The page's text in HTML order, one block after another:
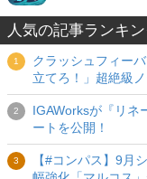
人気の記事ランキ
クラッシュフィー
立てろ！」超絶級
IGAWorksが『リネ
ートを公開！
【#コンパス】9月